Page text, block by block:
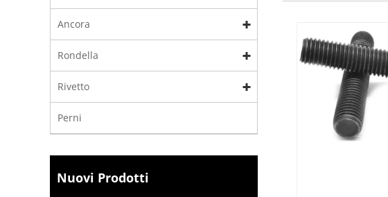
Ancora
Rondella
Rivetto
Perni
Nuovi Prodotti